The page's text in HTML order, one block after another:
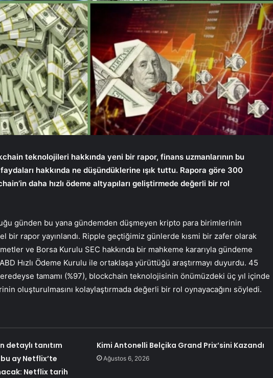
teknolojileri hakkında yeni bir rapor, finans uzmanlarının bu
hakkında ne düşündüklerine ışık tuttu. Rapora göre 300
daha hızlı ödeme altyapıları geliştirmede değerli bir rol
günden bu yana gündemden düşmeyen kripto para birimlerinin
bir rapor yayınlandı. Ripple geçtiğimiz günlerde kısmi bir zafer olarak
ve Borsa Kurulu SEC hakkında bir mahkeme kararıyla gündeme
Hızlı Ödeme Kurulu ile ortaklaşa yürüttüğü araştırmayı duyurdu. 45
tamamı (%97), blockchain teknolojisinin önümüzdeki üç yıl içinde
oluşturulmasını kolaylaştırmada değerli bir rol oynayacağını söyledi.
detaylı tanıtım
ay Netflix’te
Netflix tarih
Kimi Antonelli Belçika Grand Prix’sini Kazandı
Ağustos 6, 2026